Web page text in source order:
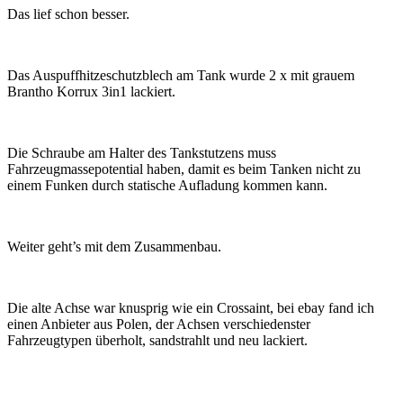
Das lief schon besser.
Das Auspuffhitzeschutzblech am Tank wurde 2 x mit grauem
Brantho Korrux 3in1 lackiert.
Die Schraube am Halter des Tankstutzens muss
Fahrzeugmassepotential haben, damit es beim Tanken nicht zu
einem Funken durch statische Aufladung kommen kann.
Weiter geht’s mit dem Zusammenbau.
Die alte Achse war knusprig wie ein Crossaint, bei ebay fand ich
einen Anbieter aus Polen, der Achsen verschiedenster
Fahrzeugtypen überholt, sandstrahlt und neu lackiert.